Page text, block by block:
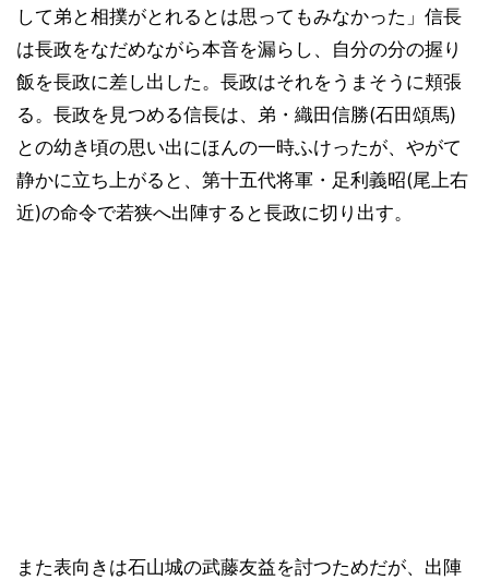
して弟と相撲がとれるとは思ってもみなかった」信長
は長政をなだめながら本音を漏らし、自分の分の握り
飯を長政に差し出した。長政はそれをうまそうに頬張
る。長政を見つめる信長は、弟・織田信勝(石田頌馬)
との幼き頃の思い出にほんの一時ふけったが、やがて
静かに立ち上がると、第十五代将軍・足利義昭(尾上右
近)の命令で若狭へ出陣すると長政に切り出す。
また表向きは石山城の武藤友益を討つためだが、出陣